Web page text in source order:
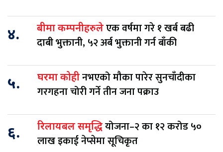
४. बीमा कम्पनीहरुलेएक वर्षमा गरे १ खर्ब बढी
दाबी भुक्तानी, ५२ अर्ब भुक्तानी गर्न बाँकी
५. घरमा कोहीनभएको मौका पारेर सुनचाँदीका
गरगहना चोरी गर्ने तीन जना पक्राउ
६. रिलायबल समृद्धियोजना–२ का १२ करोड ५०
लाख इकाई नेप्सेमा सूचिकृत